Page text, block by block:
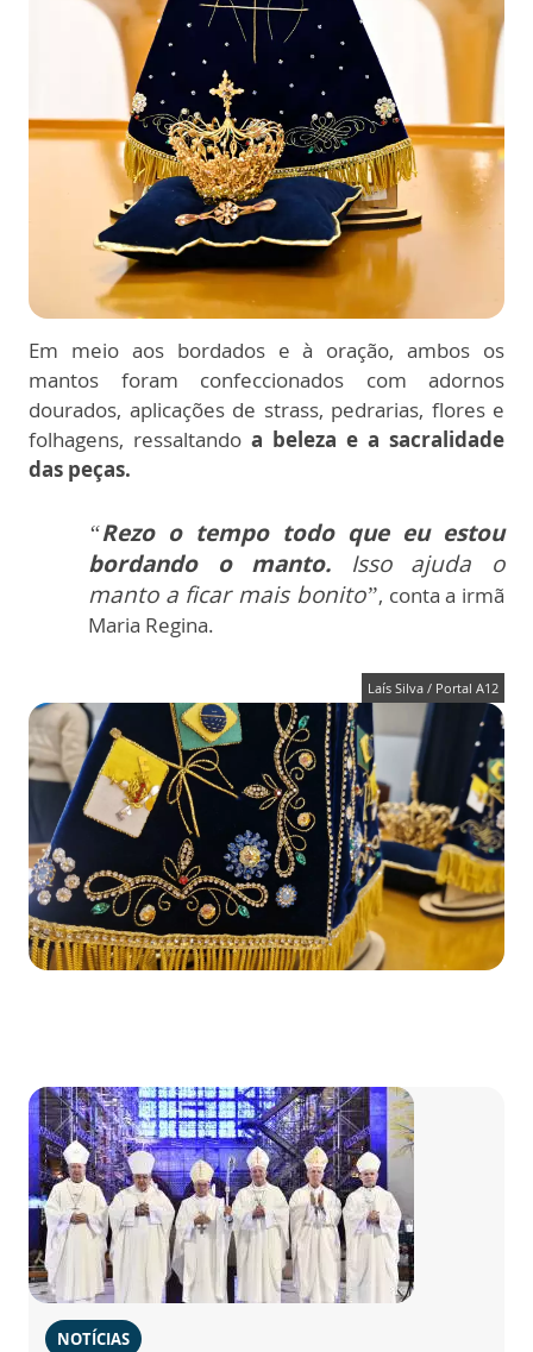
Em meio aos bordados e à oração, ambos os
mantos foram confeccionados com adornos
dourados, aplicações de strass, pedrarias, flores e
folhagens, ressaltando a beleza e a sacralidade
das peças.
“Rezo o tempo todo que eu estou
bordando o manto. Isso ajuda o
manto a ficar mais bonito”, conta a irmã
Maria Regina.
Laís Silva / Portal A12
NOTÍCIAS